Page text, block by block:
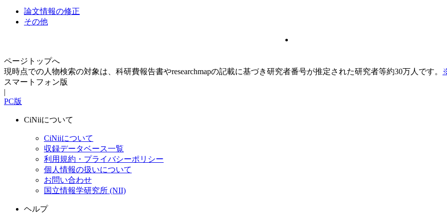
論文情報の修正
その他
ページトップへ
現時点での人物検索の対象は、科研費報告書やresearchmapの記載に基づき研究者番号が推定された研究者等約30万人です。
スマートフォン版
|
PC版
CiNiiについて
CiNiiについて
収録データベース一覧
利用規約・プライバシーポリシー
個人情報の扱いについて
お問い合わせ
国立情報学研究所 (NII)
ヘルプ